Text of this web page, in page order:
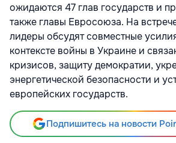
ожидаются 47 глав государств и
также главы Евросоюза. На
лидеры обсудят совместные
контексте войны в Украине и
кризисов, защиту демократии,
энергетической безопасности и
европейских государств.
Подпишитесь на новости